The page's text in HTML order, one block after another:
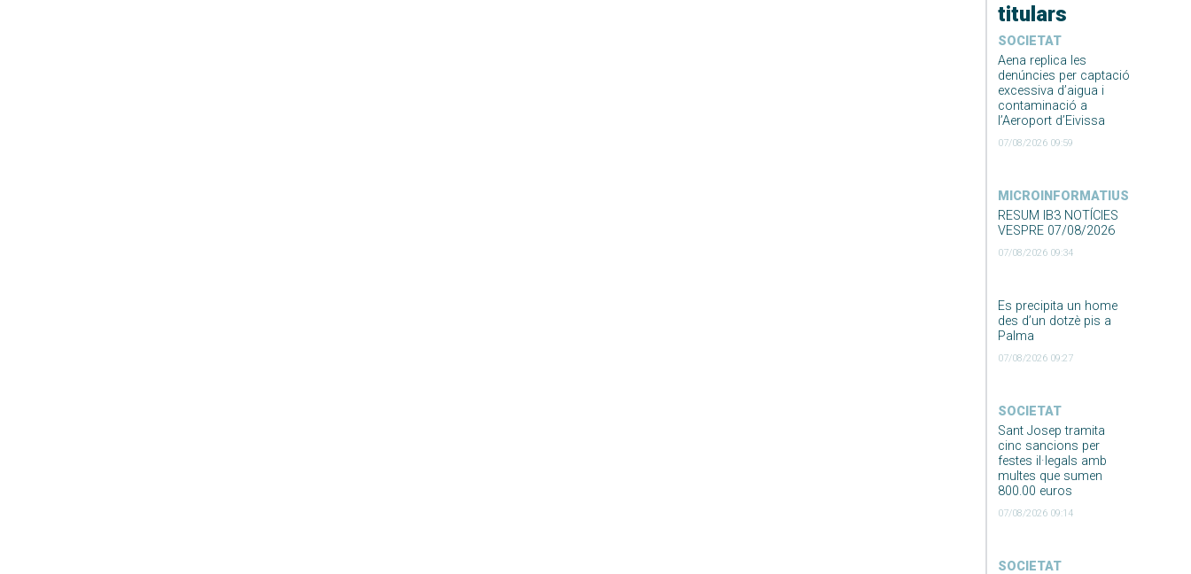
titulars
SOCIETAT
Aena replica les
denúncies per captació
excessiva d’aigua i
contaminació a
l’Aeroport d’Eivissa
07/08/2026 09:59
MICROINFORMATIUS
RESUM IB3 NOTÍCIES
VESPRE 07/08/2026
07/08/2026 09:34
Es precipita un home
des d’un dotzè pis a
Palma
07/08/2026 09:27
SOCIETAT
Sant Josep tramita
cinc sancions per
festes il·legals amb
multes que sumen
800.00 euros
07/08/2026 09:14
SOCIETAT